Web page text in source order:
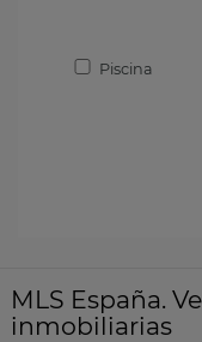
Piscina
MLS España.
inmobiliarias